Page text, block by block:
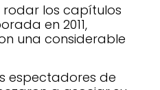
rodar los capítulos
en 2011,
una considerable
espectadores de